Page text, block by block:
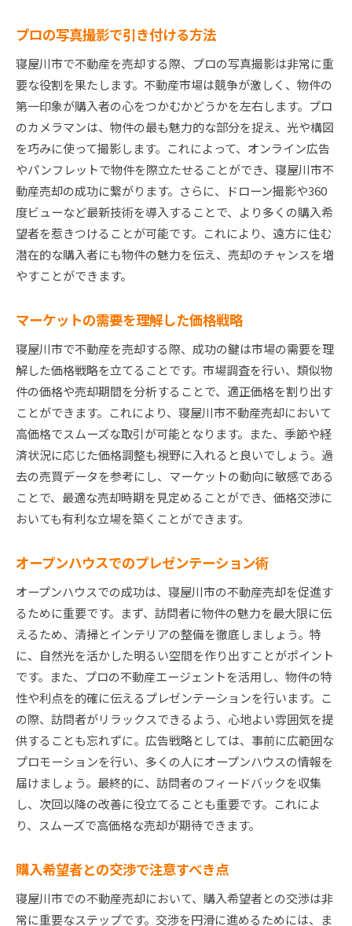
プロの写真撮影で引き付ける方法
寝屋川市で不動産を売却する際、プロの写真撮影は非常に重
要な役割を果たします。不動産市場は競争が激しく、物件の
第一印象が購入者の心をつかむかどうかを左右します。プロ
のカメラマンは、物件の最も魅力的な部分を捉え、光や構図
を巧みに使って撮影します。これによって、オンライン広告
やパンフレットで物件を際立たせることができ、寝屋川市不
動産売却の成功に繋がります。さらに、ドローン撮影や360
度ビューなど最新技術を導入することで、より多くの購入希
望者を惹きつけることが可能です。これにより、遠方に住む
潜在的な購入者にも物件の魅力を伝え、売却のチャンスを増
やすことができます。
マーケットの需要を理解した価格戦略
寝屋川市で不動産を売却する際、成功の鍵は市場の需要を理
解した価格戦略を立てることです。市場調査を行い、類似物
件の価格や売却期間を分析することで、適正価格を割り出す
ことができます。これにより、寝屋川市不動産売却において
高価格でスムーズな取引が可能となります。また、季節や経
済状況に応じた価格調整も視野に入れると良いでしょう。過
去の売買データを参考にし、マーケットの動向に敏感である
ことで、最適な売却時期を見定めることができ、価格交渉に
おいても有利な立場を築くことができます。
オープンハウスでのプレゼンテーション術
オープンハウスでの成功は、寝屋川市の不動産売却を促進す
るために重要です。まず、訪問者に物件の魅力を最大限に伝
えるため、清掃とインテリアの整備を徹底しましょう。特
に、自然光を活かした明るい空間を作り出すことがポイント
です。また、プロの不動産エージェントを活用し、物件の特
性や利点を的確に伝えるプレゼンテーションを行います。こ
の際、訪問者がリラックスできるよう、心地よい雰囲気を提
供することも忘れずに。広告戦略としては、事前に広範囲な
プロモーションを行い、多くの人にオープンハウスの情報を
届けましょう。最終的に、訪問者のフィードバックを収集
し、次回以降の改善に役立てることも重要です。これによ
り、スムーズで高価格な売却が期待できます。
購入希望者との交渉で注意すべき点
寝屋川市での不動産売却において、購入希望者との交渉は非
常に重要なステップです。交渉を円滑に進めるためには、ま